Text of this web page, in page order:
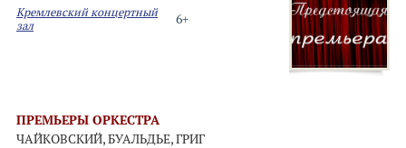
6+
Кремлевский концертный
зал
ПРЕМЬЕРЫ ОРКЕСТРА
ЧАЙКОВСКИЙ, БУАЛЬДЬЕ, ГРИГ